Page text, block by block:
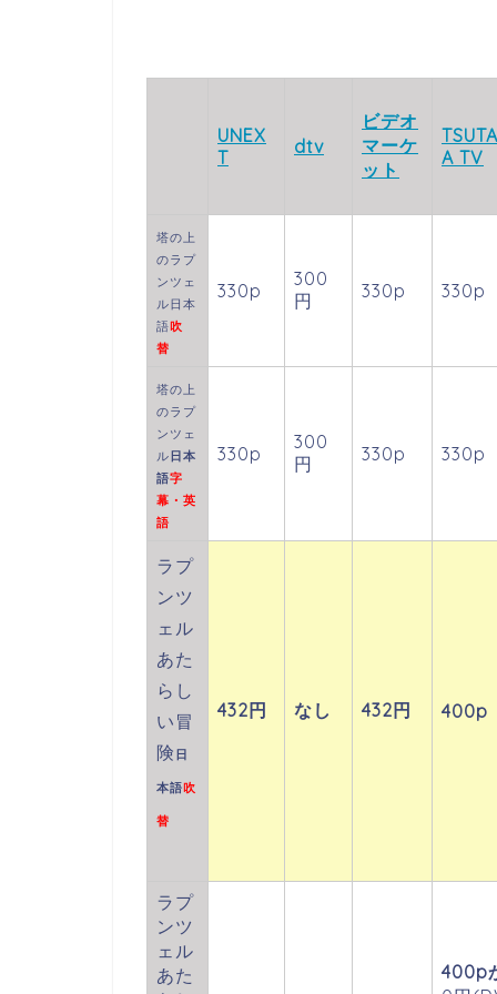
UNEX
T
dtv
ビデオ
マーケ
ット
A TV
塔の上
のラプ
ンツェ
ル日本
語吹
替
330p
300
円
330p 330p
塔の上
のラプ
ンツェ
ル日本
語字
幕・英
語
330p
300
円
330p 330p
ラプ
ンツ
ェル
あた
らし
い冒
険 日
本語吹
替
432円 なし 432円 400p
ラプ
ンツ
ェル
あた
400p